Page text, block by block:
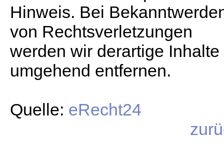
Hinweis. Bei
von Rechtsverletzungen
werden wir derartige Inhalte
umgehend entfernen.
Quelle: eRecht24